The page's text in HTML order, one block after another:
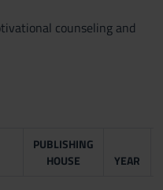
counseling and
PUBLISHING
HOUSE
YEAR